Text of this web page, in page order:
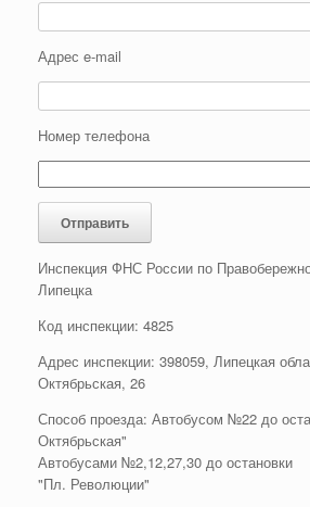
Адрес e-mail
Номер телефона
Инспекция ФНС России по
Липецка
Код инспекции: 4825
Адрес инспекции: 398059, Липецкая
Октябрьская, 26
Способ проезда: Автобусом №22 до
Октябрьская"
Автобусами №2,12,27,30 до остановки
"Пл. Революции"